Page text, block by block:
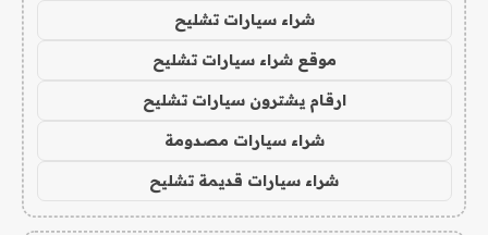
شراء سيارات تشليح
موقع شراء سيارات تشليح
ارقام يشترون سيارات تشليح
شراء سيارات مصدومة
شراء سيارات قديمة تشليح